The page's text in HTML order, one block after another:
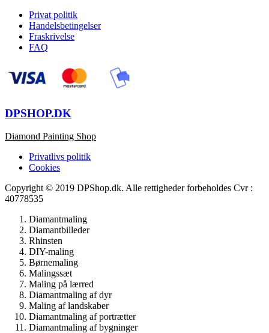
Privat politik
Handelsbetingelser
Fraskrivelse
FAQ
DPSHOP.DK
Diamond Painting Shop
Privatlivs politik
Cookies
Copyright © 2019 DPShop.dk. Alle rettigheder forbeholdes Cvr :
40778535
Diamantmaling
Diamantbilleder
Rhinsten
DIY-maling
Børnemaling
Malingssæt
Maling på lærred
Diamantmaling af dyr
Maling af landskaber
Diamantmaling af portrætter
Diamantmaling af bygninger